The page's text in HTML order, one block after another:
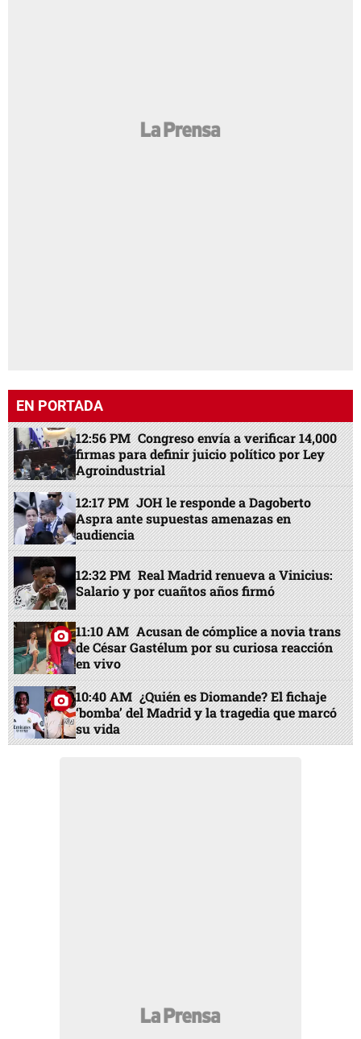
EN PORTADA
12:56 PM Congreso envía a verificar 14,000
firmas para definir juicio político por Ley
Agroindustrial
12:17 PM JOH le responde a Dagoberto
Aspra ante supuestas amenazas en
audiencia
12:32 PM Real Madrid renueva a Vinicius:
Salario y por cuañtos años firmó
11:10 AM Acusan de cómplice a novia trans
de César Gastélum por su curiosa reacción
en vivo
10:40 AM ¿Quién es Diomande? El fichaje
‘bomba’ del Madrid y la tragedia que marcó
su vida